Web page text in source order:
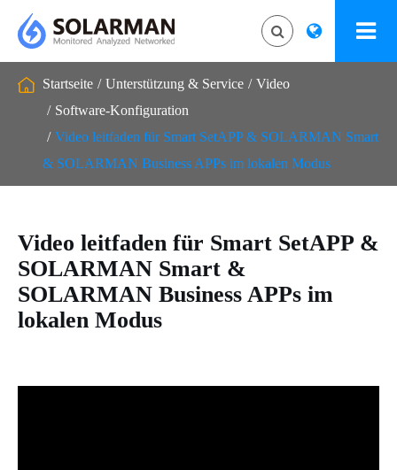
Startseite Unterstützung & Service
Video
Software-Konfiguration
Video leitfaden für Smart SetAPP & SOLARMAN Smart
& SOLARMAN Business APPs im lokalen Modus
Video leitfaden für Smart SetAPP &
SOLARMAN Smart &
SOLARMAN Business APPs im
lokalen Modus